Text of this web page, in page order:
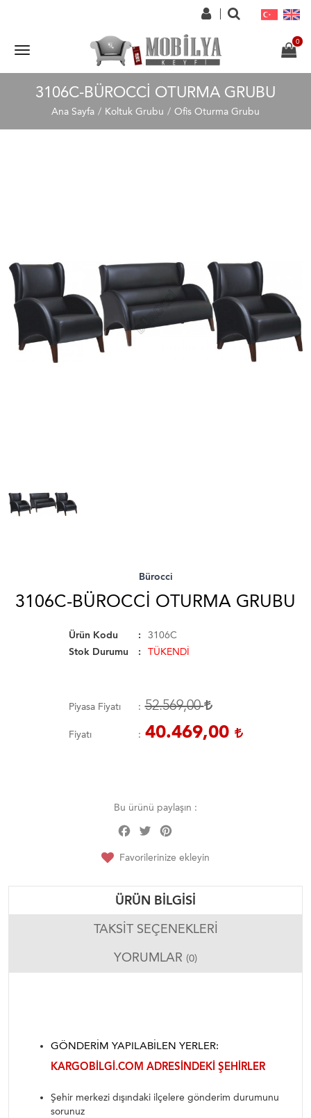
3106C-BÜROCCI OTURMA GRUBU
Ana Sayfa Koltuk Grubu Ofis Oturma Grubu
Bürocci
3106C-BÜROCCI OTURMA GRUBU
Ürün Kodu
3106C
Stok Durumu
TÜKENDİ
Piyasa Fiyatı 52.569,00
Fiyatı 40.469,00
Bu ürünü paylaşın :
Facebook
Twitter
Favorilerinize ekleyin
ÜRÜN BILGISI
TAKSIT SEÇENEKLERI
YORUMLAR (0)
GÖNDERIM YAPILABILEN YERLER:
KARGOBILGI.COM ADRESINDEKI ŞEHIRLER
Şehir merkezi dışındaki ilçelere gönderim durumunu
sorunuz